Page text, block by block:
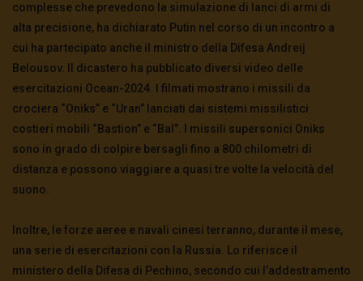
complesse che prevedono la simulazione di lanci di armi di
alta precisione, ha dichiarato Putin nel corso di un incontro a
cui ha partecipato anche il ministro della Difesa Andreij
Belousov. Il dicastero ha pubblicato diversi video delle
esercitazioni Ocean-2024. I filmati mostrano i missili da
crociera “Oniks” e “Uran” lanciati dai sistemi missilistici
costieri mobili “Bastion” e “Bal”. I missili supersonici Oniks
sono in grado di colpire bersagli fino a 800 chilometri di
distanza e possono viaggiare a quasi tre volte la velocità del
suono.
Inoltre, le forze aeree e navali cinesi terranno, durante il mese,
una serie di esercitazioni con la Russia. Lo riferisce il
ministero della Difesa di Pechino, secondo cui l’addestramento